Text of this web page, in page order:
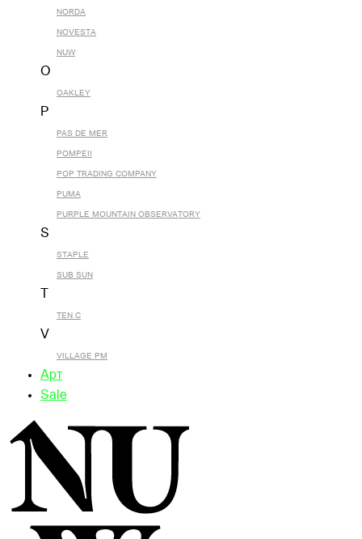
NORDA
NOVESTA
NUW
O
OAKLEY
P
PAS DE MER
POMPEII
POP TRADING COMPANY
PUMA
PURPLE MOUNTAIN OBSERVATORY
S
STAPLE
SUB SUN
TEN C
V
VILLAGE PM
Арт
Sale